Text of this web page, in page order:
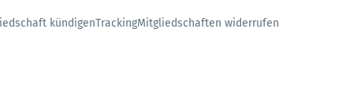
kündigenTrackingMitgliedschaften widerrufen